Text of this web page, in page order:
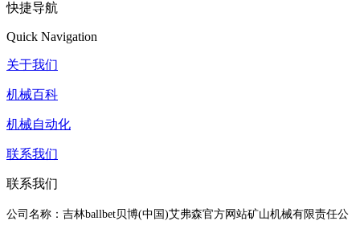
快捷导航
Quick Navigation
关于我们
机械百科
机械自动化
联系我们
联系我们
公司名称：吉林ballbet贝博(中国)艾弗森官方网站矿山机械有限责任公